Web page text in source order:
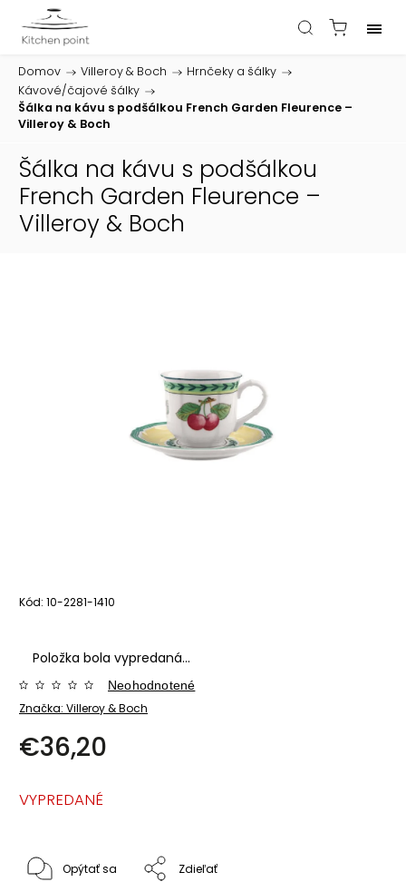
Domov / Villeroy & Boch / Hrnčeky a šálky /
Kávové/čajové šálky /
Šálka na kávu s podšálkou French Garden Fleurence –
Villeroy & Boch
Šálka na kávu s podšálkou
French Garden Fleurence –
Villeroy & Boch
Kód: 10-2281-1410
Položka bola vypredaná…
Značka: Villeroy & Boch
Neohodnotené
€36,20
VYPREDANÉ
Opýtať sa Zdieľať